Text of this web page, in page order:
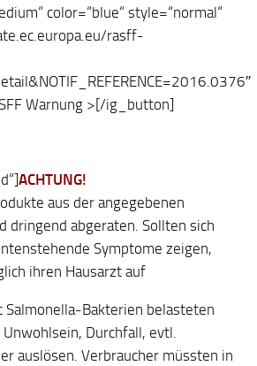
color=“blue“ style=“normal“
rasff-
Warnung >[/ig_button]
ACHTUNG!
aus der angegebenen
dringend abgeraten. Sollten sich
Symptome zeigen,
ihren Hausarzt auf
Salmonella-Bakterien belasteten
Durchfall, evtl.
auslösen. Verbraucher müssten in